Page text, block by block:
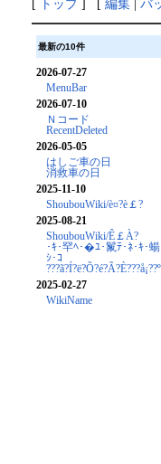
[ トップ] [ 編集| バ
最新の10件
2026-07-27
MenuBar
2026-07-10
Ｎコード
RecentDeleted
2026-05-05
はしご車の日
消救車の日
2025-11-10
ShoubouWiki/è¤?è￡?
2025-08-21
ShoubouWiki/Ê￡À?
･ｷ･罕ﾍ･�ﾕ･鬣ﾃ･ﾈ･ｷ･蝪
ｼ･ｺ
???ã?Í?ë?Õ?é?Ã?È???å¡??º
2025-02-27
WikiName